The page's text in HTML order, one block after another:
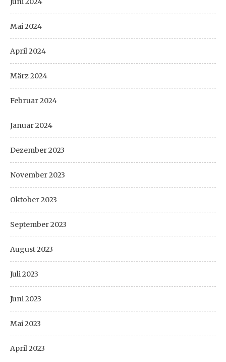
Mai 2024
April 2024
März 2024
Februar 2024
Januar 2024
Dezember 2023
November 2023
Oktober 2023
September 2023
August 2023
Juli 2023
Juni 2023
Mai 2023
April 2023